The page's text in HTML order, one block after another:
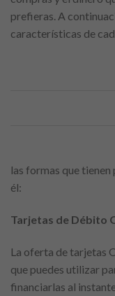
prefieras. A
características de
las formas que
él:
Tarjetas de Débito
La oferta de tarjetas
que puedes utilizar
financiarlas al